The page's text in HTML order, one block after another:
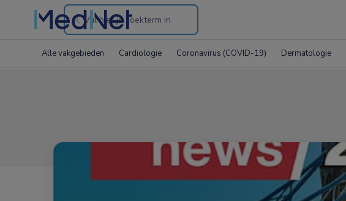
Search
the
Alle vakgebieden Cardiologie Coronavirus (COVID-19) Dermatologie